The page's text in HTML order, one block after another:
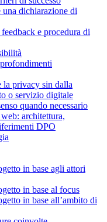
dichiarazione di
e procedura di
la privacy sin dalla
o servizio digitale
quando necessario
architettura,
DPO
in base agli attori
in base al focus
in base all’ambito di